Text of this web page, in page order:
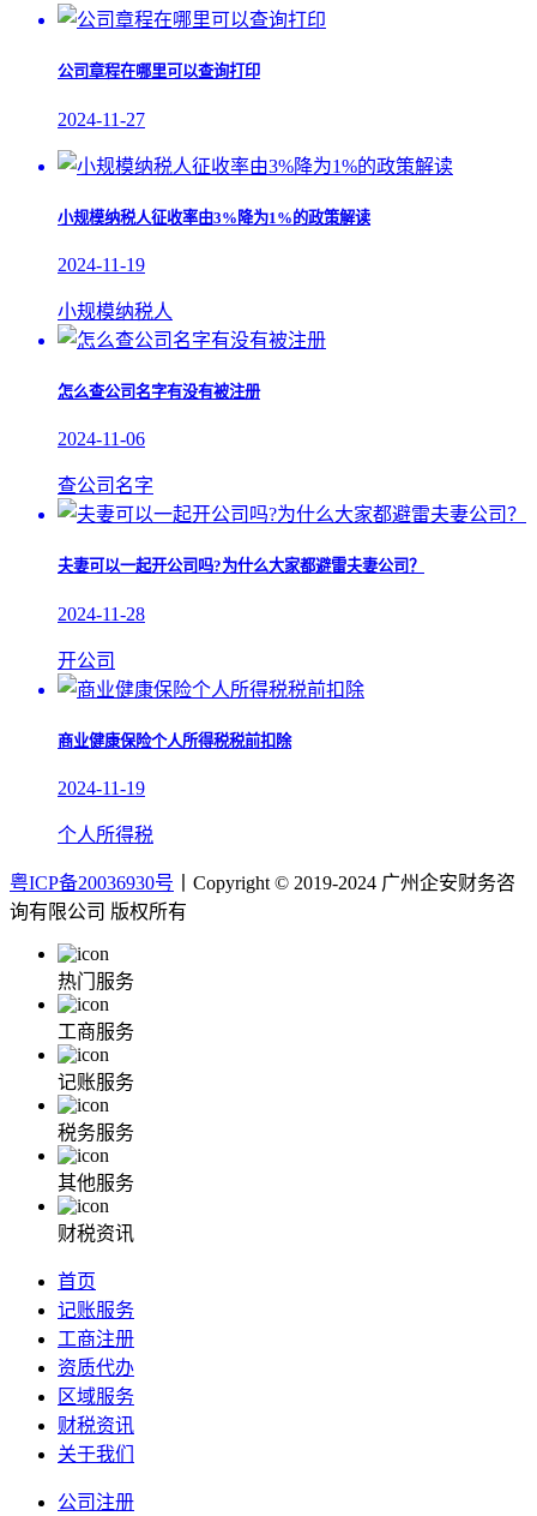
公司章程在哪里可以查询打印
2024-11-27
小规模纳税人征收率由3%降为1%的政策解读
2024-11-19
​小规模纳税人
怎么查公司名字有没有被注册
2024-11-06
查公司名字
夫妻可以一起开公司吗?为什么大家都避雷夫妻公司？
2024-11-28
开公司
商业健康保险个人所得税税前扣除
2024-11-19
个人所得税
粤ICP备20036930号 丨Copyright © 2019-2024 广州企安财务咨
询有限公司 版权所有
热门服务
工商服务
记账服务
税务服务
其他服务
财税资讯
首页
记账服务
工商注册
资质代办
区域服务
财税资讯
关于我们
公司注册